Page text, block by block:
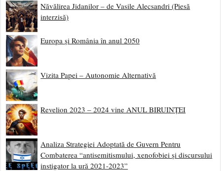
Năvălirea Jidanilor – de Vasile Alecsandri (Piesă
interzisă)
Europa și România în anul 2050
Vizita Papei – Autonomie Alternativă
Revelion 2023 – 2024 vine ANUL BIRUINȚEI
Analiza Strategiei Adoptată de Guvern Pentru
Combaterea “antisemitismului, xenofobiei și discursului
instigator la ură 2021-2023”